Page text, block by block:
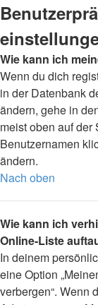
Wie kann ich
Wenn du dich
in der Datenbank
ändern, gehe in
meist oben auf
Benutzernamen
ändern.
Nach oben
Wie kann ich
Online-Liste
In deinem
eine Option
verbergen“. Wenn